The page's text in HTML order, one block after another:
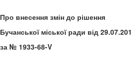
Про внесення змін до рішення
Бучанської міської ради від
за № 1933-68-V